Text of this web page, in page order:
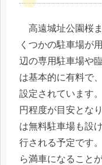
高遠城址公園桜
くつかの駐車場が
辺の専用駐車場や
は基本的に有料で
設定されています
円程度が目安とな
は無料駐車場も設
行される予定です
ら満車になること